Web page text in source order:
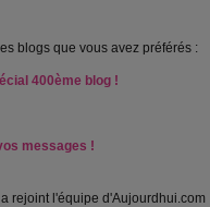
blogs que vous avez préférés :
400ème blog !
messages !
rejoint l'équipe d'Aujourdhui.com